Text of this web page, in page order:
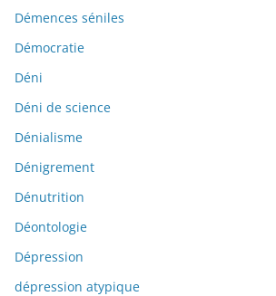
Démences séniles
Démocratie
Déni
Déni de science
Dénialisme
Dénigrement
Dénutrition
Déontologie
Dépression
dépression atypique